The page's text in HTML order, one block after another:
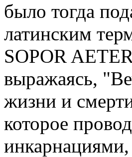
было тогда
латинским
SOPOR
выражаясь,
жизни и
которое